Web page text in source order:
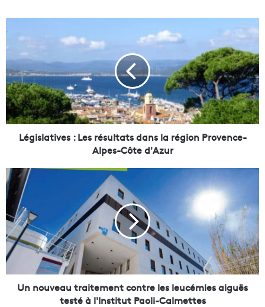
é
g
i
s
l
a
t
i
:
L
e
r
é
s
u
l
Législatives : Les résultats dans la région Provence-
Alpes-Côte d'Azur
U
n
n
o
u
v
e
a
u
Un nouveau traitement contre les leucémies aiguës
testé à l'Institut Paoli-Calmettes